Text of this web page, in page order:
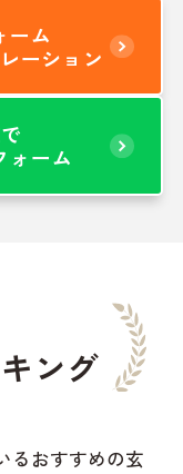
ーム
ーション
ォーム
ング
るおすすめの玄